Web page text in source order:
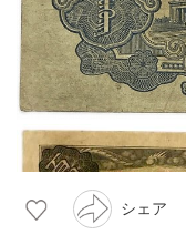
シェア